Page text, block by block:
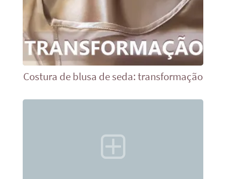
Costura de blusa de seda: transformação